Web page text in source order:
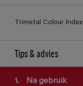
Trimetal Colour
Tips & advies
1. Na gebruik